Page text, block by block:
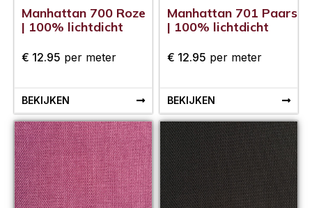
Manhattan 700 Roze
| 100% lichtdicht
€ 12.95 per meter
BEKIJKEN
Manhattan 701 Paars
| 100% lichtdicht
€ 12.95 per meter
BEKIJKEN